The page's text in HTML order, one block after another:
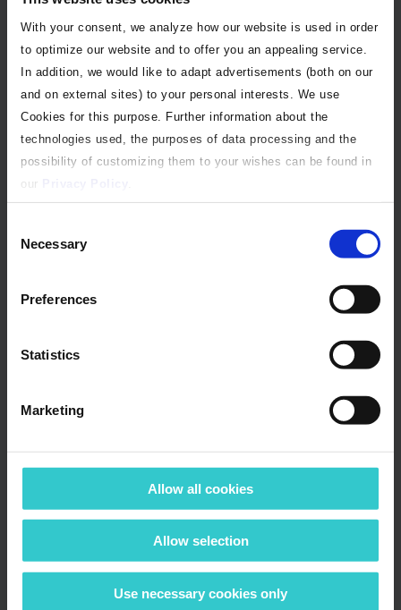
With your consent, we analyze how our website is used in order
to optimize our website and to offer you an appealing service.
In addition, we would like to adapt advertisements (both on our
and on external sites) to your personal interests. We use
Cookies for this purpose. Further information about the
technologies used, the purposes of data processing and the
possibility of customizing them to your wishes can be found in
our
Selection
Necessary
Preferences
Statistics
Marketing
Allow all cookies
Allow selection
Use necessary cookies only
beraten und setzen wir die Anforderungen sowohl
für die kommerzielle, als auch regulatorische
Nutzung der Daten in einem System um.
Weitere Beiträge im Info-Hub
Neue Partnerschaften und
Gesundheitswesen
1WorldSync Team| März 27, 2024
Kunden die bestmöglichen Lösungen
anzubieten. Nach der...
read more